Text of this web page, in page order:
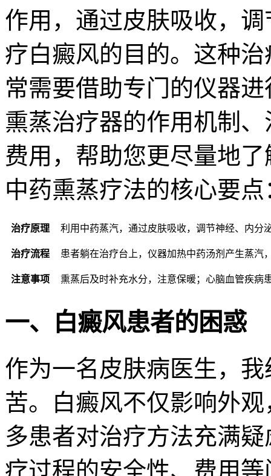
作用，通过皮肤吸收，
疗白癜风的目的。这种
常需要借助专门的仪器
熏蒸治疗器的作用机制
费用，帮助您更尽量地
中药熏蒸疗法的核心要点
治疗原理 利用中药蒸汽，通过皮肤吸收，调节神经、内分
治疗流程 患者躺在治疗台上，仪器加热中药汤剂产生蒸汽
注意事项 熏蒸后及时补充水分，注意保暖；心脑血管疾病
一、白癜风患者的困惑
作为一名皮肤病医生，
苦。白癜风不仅影响外
多患者对治疗方法充满
疗过程的安全性、费用